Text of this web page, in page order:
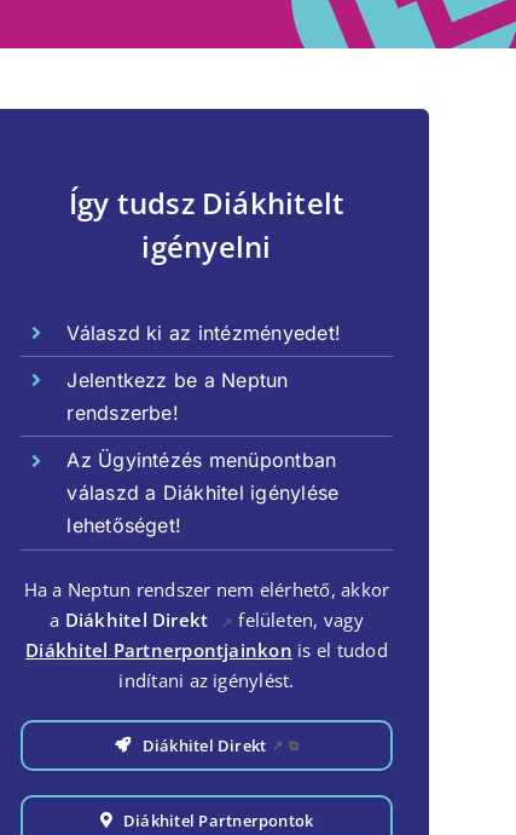
Így tudsz Diákhitelt
igényelni
Válaszd ki az intézményedet!
Jelentkezz be a Neptun
rendszerbe!
Az Ügyintézés menüpontban
válaszd a Diákhitel igénylése
lehetőséget!
Ha a Neptun rendszer nem elérhető, akkor
a Diákhitel Direkt ↗ felületen, vagy
Diákhitel Partnerpontjainkon is el tudod
indítani az igénylést.
Diákhitel Direkt ↗ ⧉
Diákhitel Partnerpontok